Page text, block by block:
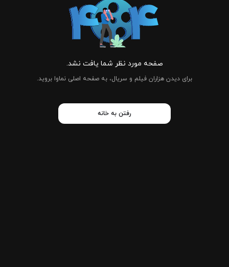
صفحه مورد نظر شما یافت نشد.
برای دیدن هزاران فیلم و سریال، به صفحه اصلی نماوا بروید.
رفتن به خانه